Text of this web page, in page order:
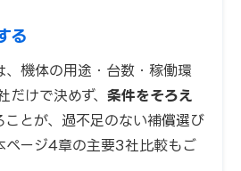
る
、機体の用途・台数・稼働環
だけで決めず、 条件をそろえ
ことが、過不足のない補償選び
ページ4章の主要3社比較もご